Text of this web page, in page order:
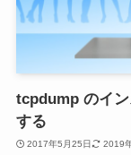
tcpdump のイ
する
2017年5月25日 2019